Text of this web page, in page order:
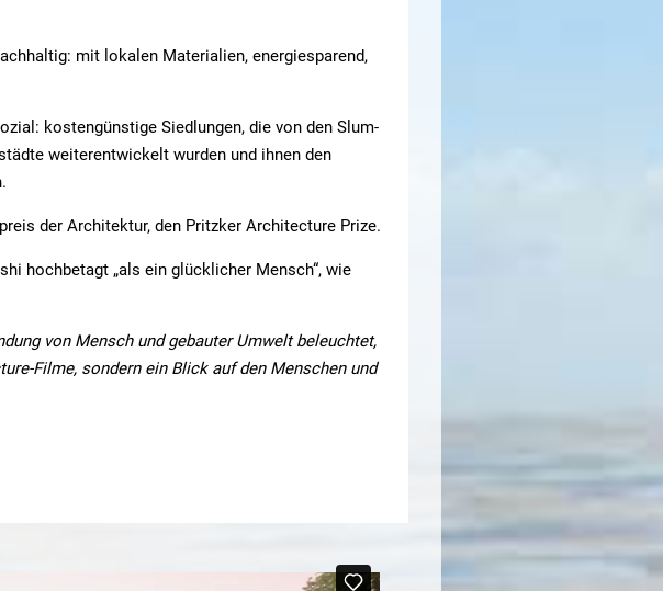
mit lokalen Materialien, energiesparend,
kostengünstige Siedlungen, die von den Slum-
weiterentwickelt wurden und ihnen den
der Architektur, den Pritzker Architecture Prize.
hochbetagt „als ein glücklicher Mensch“, wie
von Mensch und gebauter Umwelt beleuchtet,
Filme, sondern ein Blick auf den Menschen und